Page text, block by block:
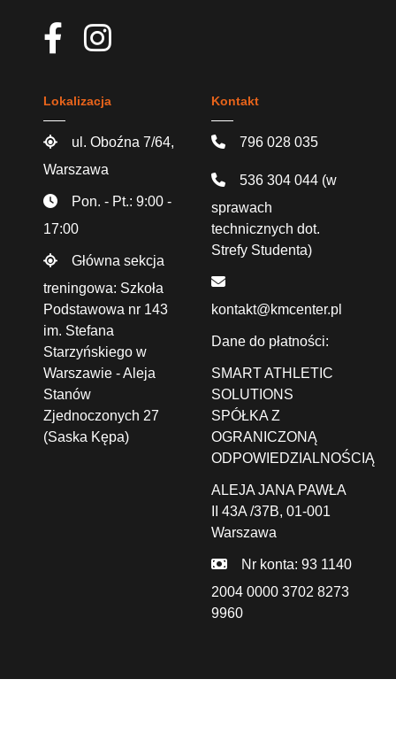
Lokalizacja
ul. Oboźna 7/64,
Warszawa
Pon. - Pt.: 9:00 -
17:00
Główna sekcja
treningowa: Szkoła
Podstawowa nr 143
im. Stefana
Starzyńskiego w
Warszawie - Aleja
Stanów
Zjednoczonych 27
(Saska Kępa)
Kontakt
796 028 035
536 304 044 (w
sprawach
technicznych dot.
Strefy Studenta)
kontakt@kmcenter.pl
Dane do płatności:
SMART ATHLETIC
SOLUTIONS
SPÓŁKA Z
OGRANICZONĄ
ODPOWIEDZIALNOŚCIĄ
ALEJA JANA PAWŁA
II 43A /37B, 01-001
Warszawa
Nr konta: 93 1140
2004 0000 3702 8273
9960